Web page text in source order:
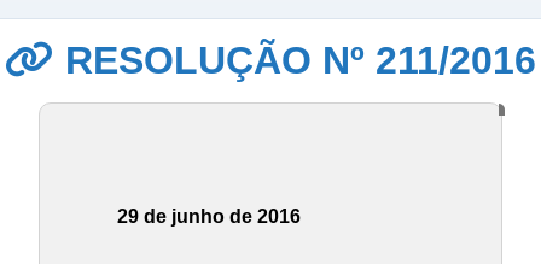
RESOLUÇÃO Nº 211/2016
29 de junho de 2016